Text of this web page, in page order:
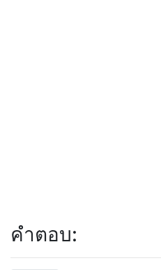
คำตอบ: